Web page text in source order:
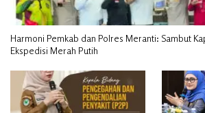
Harmoni Pemkab dan Polres Meranti: Sambut
Ekspedisi Merah Putih